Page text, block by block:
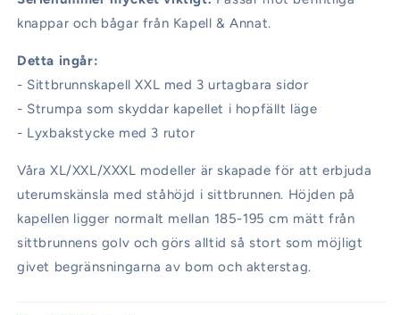
knappar och bågar från Kapell & Annat.
Detta ingår:
- Sittbrunnskapell XXL med 3 urtagbara sidor
- Strumpa som skyddar kapellet i hopfällt läge
- Lyxbakstycke med 3 rutor
Våra XL/XXL/XXXL modeller är skapade för att erbjuda
uterumskänsla med ståhöjd i sittbrunnen. Höjden på
kapellen ligger normalt mellan 185-195 cm mätt från
sittbrunnens golv och görs alltid så stort som möjligt
givet begränsningarna av bom och akterstag.